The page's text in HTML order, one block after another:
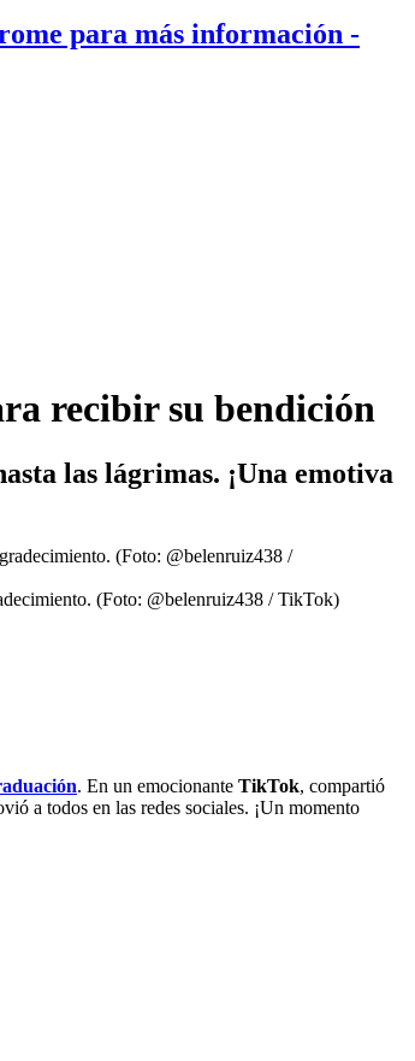
para más información -
recibir su bendición
las lágrimas. ¡Una emotiva
(Foto: @belenruiz438 / TikTok)
. En un emocionante TikTok, compartió
a todos en las redes sociales. ¡Un momento